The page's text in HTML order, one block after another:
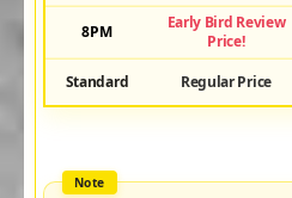
8PM
Early Bird Review
Price!
Standard Regular Price